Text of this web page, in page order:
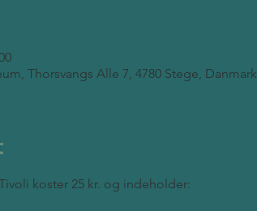
Thorsvangs Alle 7, 4780 Stege, Danmark
koster 25 kr. og indeholder: